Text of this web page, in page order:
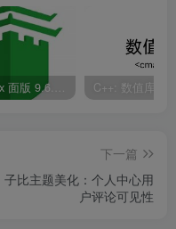
宝塔 Linux 面版 9.6.0 企业版/开心版详细教程 C++: 数值库
下一篇
子比主题美化：个人中心用
户评论可见性